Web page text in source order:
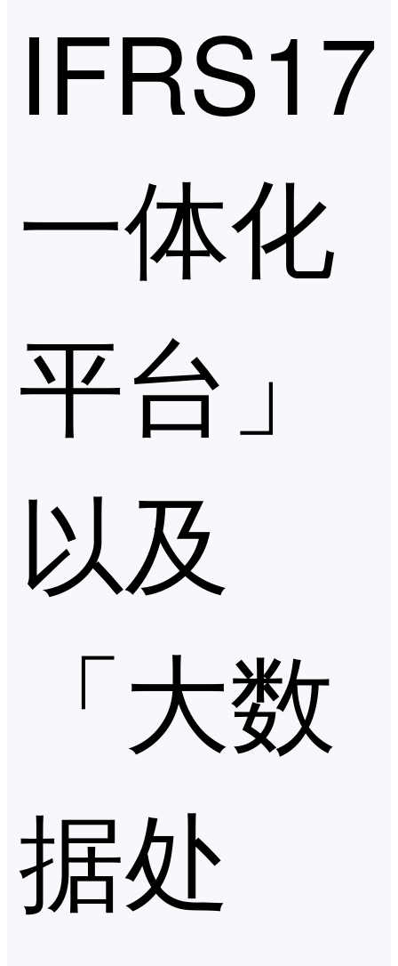
IFRS17
一体化
平台」
以及
「大数
据处